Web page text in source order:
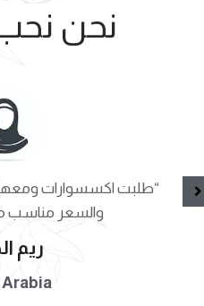
نحن نحب
“طلبت اكسسوارات ومعها
والسعر مناسب
ريم